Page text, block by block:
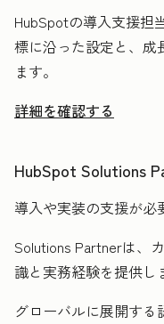
HubSpotの導入支援担
標に沿った設定と、成
ます。
詳細を確認する
HubSpot Solutions
導入や実装の支援が必
Solutions Partnerは、
識と実務経験を提供し
グローバルに展開する